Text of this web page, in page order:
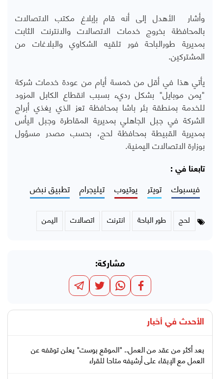
وأشار الأهدل إلى أنه قام بإبلاغ مكتب الاتصالات
بالمحافظة بخروج خدمات الاتصالات والانترنت الثابت
بمديرية طورالباحة فور تلقيه الشكاوي والبلاغات من
المشتركين.
يأتي هذا في أقل من خمسة أيام من عودة خدمات شركة
"يمن موبايل" بشكل رديء بسبب انقطاع الكابل المزود
للخدمة بمنطقة بئر باشا بمحافظة تعز الذي يغذي أبراج
الشركة في جبل الجاهلي بمديرية المقاطرة وجبل اليأس
بمديرية القبيطة بمحافظة لحج، بحسب مصدر مسؤول
بوزارة الاتصالات اليمنية.
تابعنا في :
فيسبوك تويتر يوتيوب تيليجرام تطبيق نبض
لحج طور الباحة انترنت اتصالات اليمن
مشاركة:
الأحدث في أخبار
بعد أكثر من عقد من العمل.. "الموقع بوست" يعلن توقفه عن
العمل مع الإبقاء على أرشيفه متاحا للقراء